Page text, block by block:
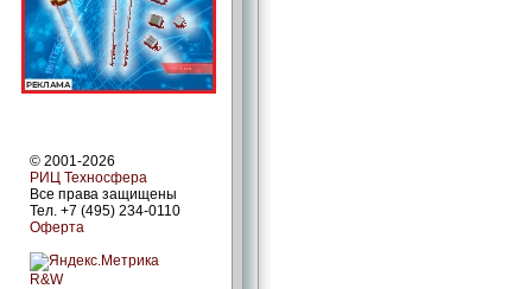
© 2001-2026
РИЦ Техносфера
Все права защищены
Тел. +7 (495) 234-0110
Оферта
R&W